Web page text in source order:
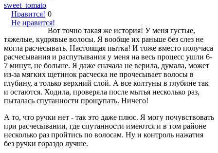
sweet_tomato
Нравится!
Не нравится!
0
Вот точно такая же история! У меня густые,
тяжелые, кудрявые волосы. Я вообще их раньше без слез не
могла расчесывать. Настоящая пытка! И тоже вместо получаса
расчесывания и распутывания у меня на весь процесс ушли 6-
7 минут, не больше. Я даже сначала не верила, думала, может
из-за мягких щетинок расческа не прочесывает волосы в
глубину, а только верхний слой. А все колтуны в глубине так
и остаются. Ходила, проверяла после мытья несколько раз,
пыталась спутанности прощупать. Ничего!
А то, что ручки нет - так это даже плюс. Я могу почувствовать
при расчесывании, где спутанности имеются и в том районе
несколько раз пройтись по волосам. Ну и контроль нажатия
без ручки гораздо лучше.